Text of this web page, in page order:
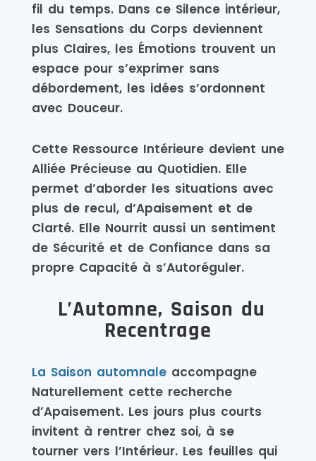
fil du temps. Dans ce Silence intérieur,
les Sensations du Corps deviennent
plus Claires, les Émotions trouvent un
espace pour s’exprimer sans
débordement, les idées s’ordonnent
avec Douceur.
Cette Ressource Intérieure devient une
Alliée Précieuse au Quotidien. Elle
permet d’aborder les situations avec
plus de recul, d’Apaisement et de
Clarté. Elle Nourrit aussi un sentiment
de Sécurité et de Confiance dans sa
propre Capacité à s’Autoréguler.
L’Automne, Saison du
Recentrage
La Saison automnaleaccompagne
Naturellement cette recherche
d’Apaisement. Les jours plus courts
invitent à rentrer chez soi, à se
tourner vers l’Intérieur. Les feuilles qui